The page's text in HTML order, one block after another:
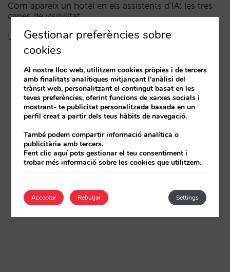
Com apareix un hotel en els assistents d’IA: les tres
capes de visibilitat
La fi de l’era “Book on Metasearch”
Gestionar preferències sobre
cookies
Al nostre lloc web, utilitzem cookies pròpies i de tercers
amb finalitats analítiques mitjançant l'anàlisi del
trànsit web, personalitzant el contingut basat en les
teves preferències, oferint funcions de xarxes socials i
mostrant- te publicitat personalitzada basada en un
perfil creat a partir dels teus hàbits de navegació.
També podem compartir informació analítica o
publicitària amb tercers.
Fent clic aquí pots gestionar el teu consentiment i
trobar més informació sobre les cookies que utilitzem.
Acceptar Settings
Rebutjar